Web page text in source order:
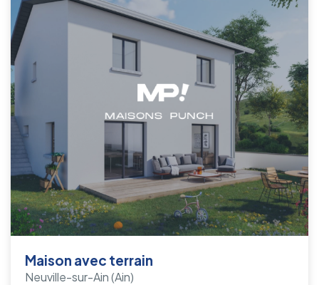
Maison avec terrain
Neuville-sur-Ain(Ain)